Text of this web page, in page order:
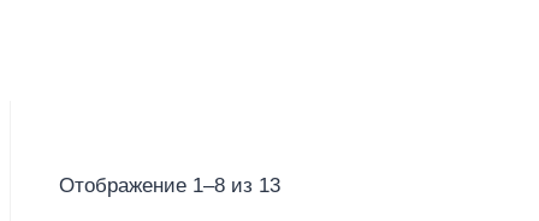
Отображение 1–8 из 13